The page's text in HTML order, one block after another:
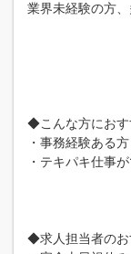
業界未経験の方、
◆こんな方におす
・事務経験ある方
・テキパキ仕事
◆求人担当者のお